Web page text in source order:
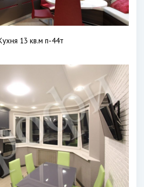
13 кв.м п-44т